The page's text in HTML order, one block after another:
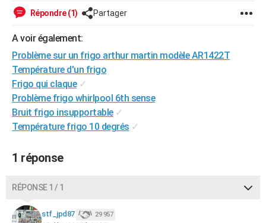
GUIDES D'ACHAT
BONS PLANS
CARTE DE VOEUX
Carte de Noël
Carte Bonne année
Carte Saint-Valentin
Carte Pâques
Carte d'anniversaire
DICTIONNAIRE
Dictionnaire
Biographies
Citations
Expressions
Proverbes
PROGRAMME TV
S'inscrire
Se connecter
Lycées
Collèges
Primaires
Universités
Entreprises
Service militaire
Avis de recherche
AVIS DE DÉCÈS
FORUM
Bricolage
Lifestyle
Culture
Sport
Auto
Television
Voyage
Cinema
Répondre (1) Partager
A voir également:
Problème sur un frigo arthur martin modèle AR1422T
Température d'un frigo
Frigo qui claque ✓
Problème frigo whirlpool 6th sense
Bruit frigo insupportable ✓
Température frigo 10 degrés ✓
1 réponse
RÉPONSE 1 / 1
stf_jpd87 29 957